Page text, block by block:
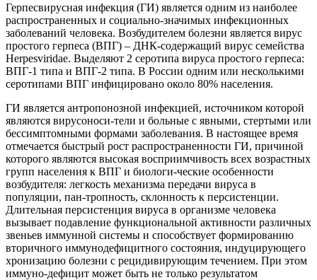
Герпесвирусная инфекция (ГИ) является одним из наиболее
распространенных и социально-значимых инфекционных
заболеваний человека. Возбудителем болезни является вирус
простого герпеса (ВПГ) – ДНК-содержащий вирус семейства
Herpesviridae. Выделяют 2 серотипа вируса простого герпеса:
ВПГ-1 типа и ВПГ-2 типа. В России одним или несколькими
серотипами ВПГ инфицировано около 80% населения.
ГИ является антропонозной инфекцией, источником которой
являются вирусоноси-тели и больные с явными, стертыми или
бессимптомными формами заболевания. В настоящее время
отмечается быстрый рост распространенности ГИ, причиной
которого являются высокая восприимчивость всех возрастных
групп населения к ВПГ и биологи-ческие особенности
возбудителя: легкость механизма передачи вируса в
популяции, пан-тропность, склонность к персистенции.
Длительная персистенция вируса в организме человека
вызывает подавление функциональной активности различных
звеньев иммунной системы и способствует формированию
вторичного иммунодефицитного состояния, индуцирующего
хронизацию болезни с рецидивирующим течением. При этом
иммуно-дефицит может быть не только результатом